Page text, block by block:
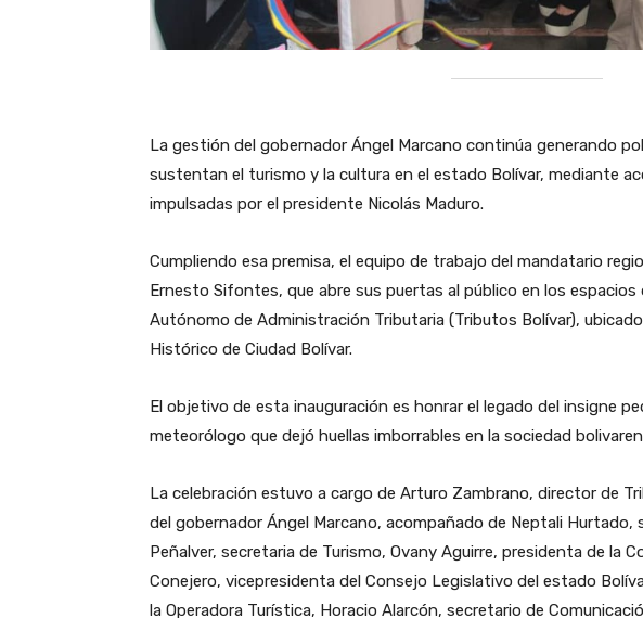
La gestión del gobernador Ángel Marcano continúa generando
sustentan el turismo y la cultura en el estado Bolívar, mediante
impulsadas por el presidente Nicolás Maduro.
Cumpliendo esa premisa, el equipo de trabajo del mandatario
Ernesto Sifontes, que abre sus puertas al público en los espacios
Autónomo de Administración Tributaria (Tributos Bolívar),
Histórico de Ciudad Bolívar.
El objetivo de esta inauguración es honrar el legado del insigne
meteorólogo que dejó huellas imborrables en la sociedad
La celebración estuvo a cargo de Arturo Zambrano, director de
del gobernador Ángel Marcano, acompañado de Neptali Hurtado,
Peñalver, secretaria de Turismo, Ovany Aguirre, presidenta de la
Conejero, vicepresidenta del Consejo Legislativo del estado
la Operadora Turística, Horacio Alarcón, secretario de